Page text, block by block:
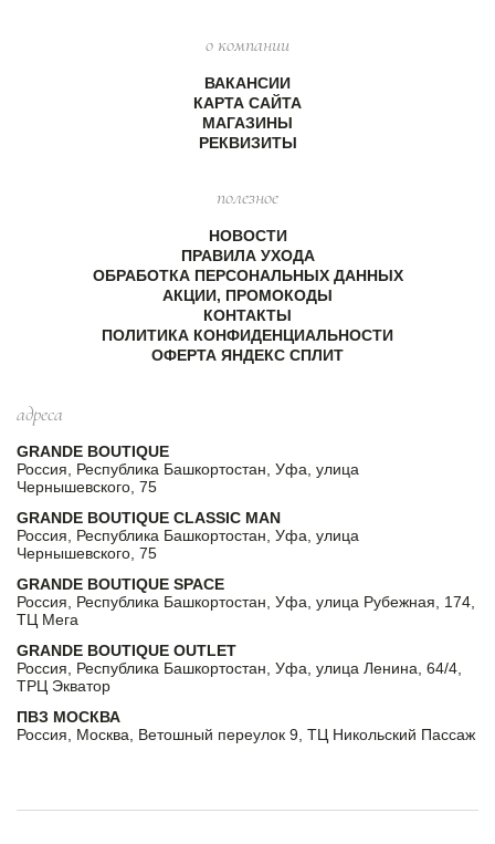
о компании
ВАКАНСИИ
КАРТА САЙТА
МАГАЗИНЫ
РЕКВИЗИТЫ
полезное
НОВОСТИ
ПРАВИЛА УХОДА
ОБРАБОТКА ПЕРСОНАЛЬНЫХ ДАННЫХ
АКЦИИ, ПРОМОКОДЫ
КОНТАКТЫ
ПОЛИТИКА КОНФИДЕНЦИАЛЬНОСТИ
ОФЕРТА ЯНДЕКС СПЛИТ
адреса
GRANDE BOUTIQUE
Россия, Республика Башкортостан, Уфа, улица
Чернышевского, 75
GRANDE BOUTIQUE CLASSIC MAN
Россия, Республика Башкортостан, Уфа, улица
Чернышевского, 75
GRANDE BOUTIQUE SPACE
Россия, Республика Башкортостан, Уфа, улица Рубежная, 174,
ТЦ Мега
GRANDE BOUTIQUE OUTLET
Россия, Республика Башкортостан, Уфа, улица Ленина, 64/4,
ТРЦ Экватор
ПВЗ МОСКВА
Россия, Москва, Ветошный переулок 9, ТЦ Никольский Пассаж